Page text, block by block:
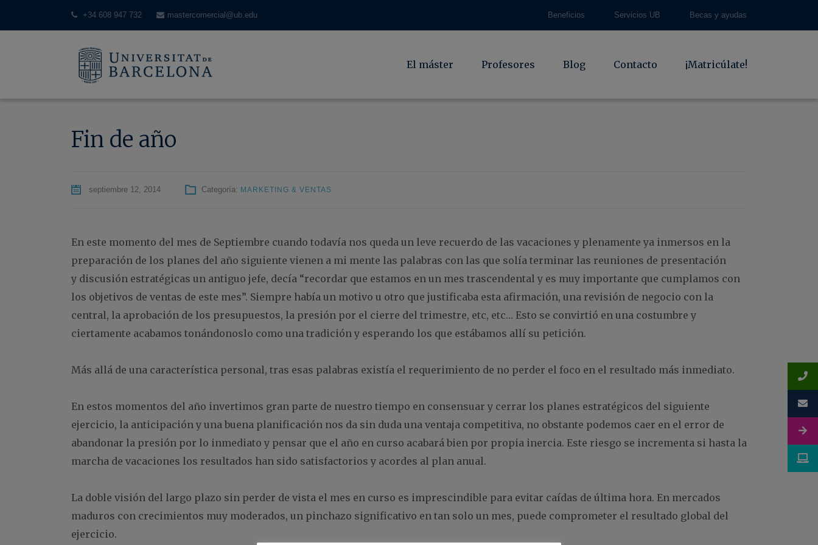
+34 608 947 732 mastercomercial@ub.edu Beneficios Servicios UB Becas y ayudas
El máster Profesores Blog Contacto ¡Matricúlate!
Fin de año
septiembre 12, 2014 Categoría: MARKETING & VENTAS
En este momento del mes de Septiembre cuando todavía nos queda un leve recuerdo de las vacaciones y plenamente ya inmersos en la
preparación de los planes del año siguiente vienen a mi mente las palabras con las que solía terminar las reuniones de presentación
y discusión estratégicas un antiguo jefe, decía “recordar que estamos en un mes trascendental y es muy importante que cumplamos con
los objetivos de ventas de este mes”. Siempre había un motivo u otro que justificaba esta afirmación, una revisión de negocio con la
central, la aprobación de los presupuestos, la presión por el cierre del trimestre, etc, etc… Esto se convirtió en una costumbre y
ciertamente acabamos tonándonoslo como una tradición y esperando los que estábamos allí su petición.
Más allá de una característica personal, tras esas palabras existía el requerimiento de no perder el foco en el resultado más inmediato.
En estos momentos del año invertimos gran parte de nuestro tiempo en consensuar y cerrar los planes estratégicos del siguiente
ejercicio, la anticipación y una buena planificación nos da sin duda una ventaja competitiva, no obstante podemos caer en el error de
abandonar la presión por lo inmediato y pensar que el año en curso acabará bien por propia inercia. Este riesgo se incrementa si hasta la
marcha de vacaciones los resultados han sido satisfactorios y acordes al plan anual.
La doble visión del largo plazo sin perder de vista el mes en curso es imprescindible para evitar caídas de última hora. En mercados
maduros con crecimientos muy moderados, un pinchazo significativo en tan solo un mes, puede comprometer el resultado global del
ejercicio.